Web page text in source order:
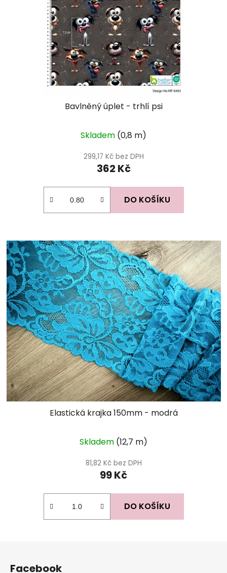
Bavlněný úplet - trhlí psi
Skladem (0,8 m)
299,17 Kč bez DPH
362 Kč
DO KOŠÍKU
Elastická krajka 150mm - modrá
Skladem (12,7 m)
81,82 Kč bez DPH
99 Kč
DO KOŠÍKU
Facebook